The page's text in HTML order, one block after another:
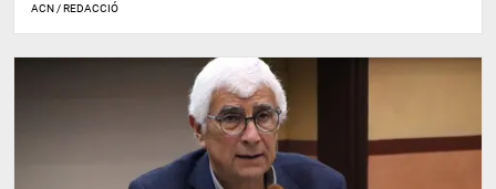
ACN / REDACCIÓ